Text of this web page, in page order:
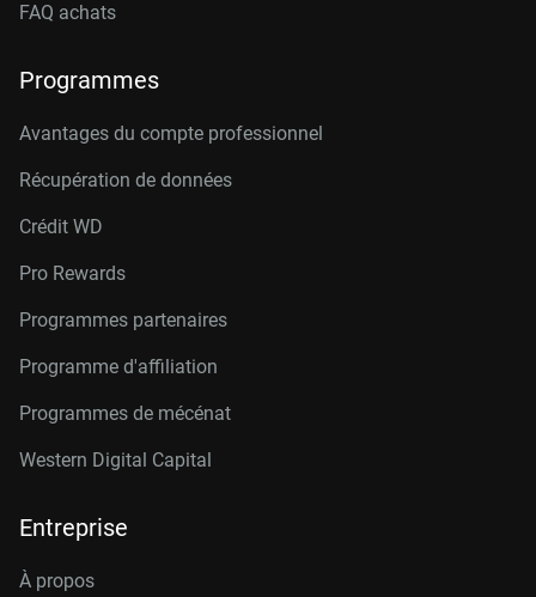
FAQ achats
Programmes
Avantages du compte professionnel
Récupération de données
Crédit WD
Pro Rewards
Programmes partenaires
Programme d'affiliation
Programmes de mécénat
Western Digital Capital
Entreprise
À propos